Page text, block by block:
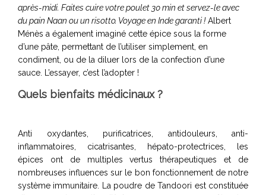
après-midi. Faites cuire votre poulet 30 min et servez-le avec
du pain Naan ou un risotto. Voyage en Inde garanti !Albert
Ménès a également imaginé cette épice sous la forme
d’une pâte, permettant de l’utiliser simplement, en
condiment, ou de la diluer lors de la confection d’une
sauce. L’essayer, c’est l’adopter !
Quels bienfaits médicinaux ?
Anti oxydantes, purificatrices, antidouleurs, anti-
inflammatoires, cicatrisantes, hépato-protectrices, les
épices ont de multiples vertus thérapeutiques et de
nombreuses influences sur le bon fonctionnement de notre
système immunitaire. La poudre de Tandoori est constituée